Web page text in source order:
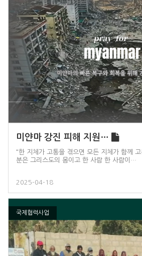
미얀마 강진 피해 지원…
“한 지체가 고통을 겪으면 모든 지체가 함께
분은 그리스도의 몸이고 한 사람 한 사람이…
2025-04-18
국제협력사업